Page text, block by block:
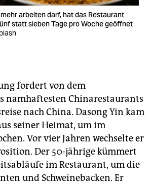
arbeiten darf, hat das Restaurant
statt sieben Tage pro Woche geöffnet
fordert von dem
namhaftesten Chinarestaurants
nach China. Dasong Yin kam
seiner Heimat, um im
Vor vier Jahren wechselte er
Der 50-jährige kümmert
im Restaurant, um die
und Schweinebacken. Er